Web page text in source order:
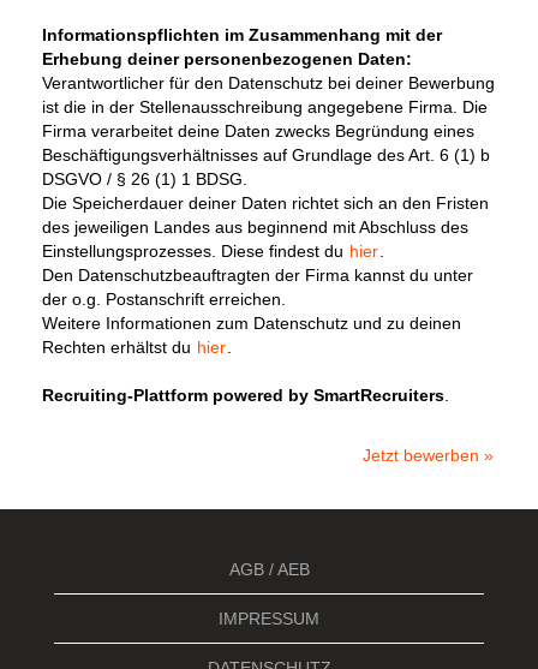
Informationspflichten im Zusammenhang mit der
Erhebung deiner personenbezogenen Daten:
Verantwortlicher für den Datenschutz bei deiner Bewerbung
ist die in der Stellenausschreibung angegebene Firma. Die
Firma verarbeitet deine Daten zwecks Begründung eines
Beschäftigungsverhältnisses auf Grundlage des Art. 6 (1) b
DSGVO / § 26 (1) 1 BDSG.
Die Speicherdauer deiner Daten richtet sich an den Fristen
des jeweiligen Landes aus beginnend mit Abschluss des
Einstellungsprozesses. Diese findest du hier
Den Datenschutzbeauftragten der Firma kannst du unter
der o.g. Postanschrift erreichen.
Weitere Informationen zum Datenschutz und zu deinen
Rechten erhältst du hier
Recruiting-Plattform powered by SmartRecruiters
Jetzt bewerben »
AGB / AEB
IMPRESSUM